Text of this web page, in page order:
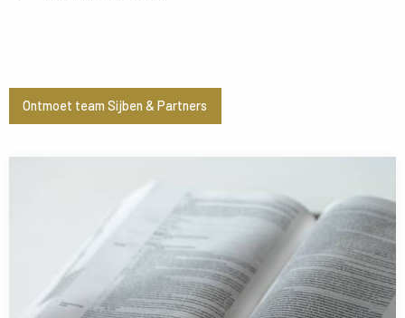
Ontmoet team Sijben & Partners